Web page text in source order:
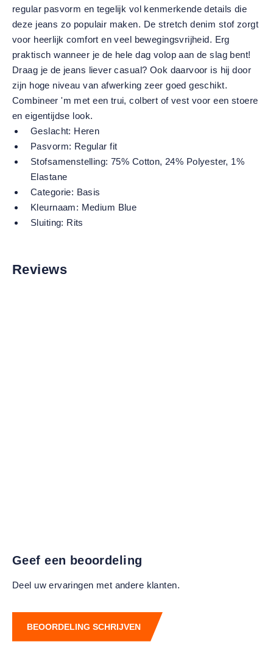
regular pasvorm en tegelijk vol kenmerkende details die
deze jeans zo populair maken. De stretch denim stof zorgt
voor heerlijk comfort en veel bewegingsvrijheid. Erg
praktisch wanneer je de hele dag volop aan de slag bent!
Draag je de jeans liever casual? Ook daarvoor is hij door
zijn hoge niveau van afwerking zeer goed geschikt.
Combineer 'm met een trui, colbert of vest voor een stoere
en eigentijdse look.
Geslacht: Heren
Pasvorm: Regular fit
Stofsamenstelling: 75% Cotton, 24% Polyester, 1%
Elastane
Categorie: Basis
Kleurnaam: Medium Blue
Sluiting: Rits
Reviews
Geef een beoordeling
Deel uw ervaringen met andere klanten.
BEOORDELING SCHRIJVEN